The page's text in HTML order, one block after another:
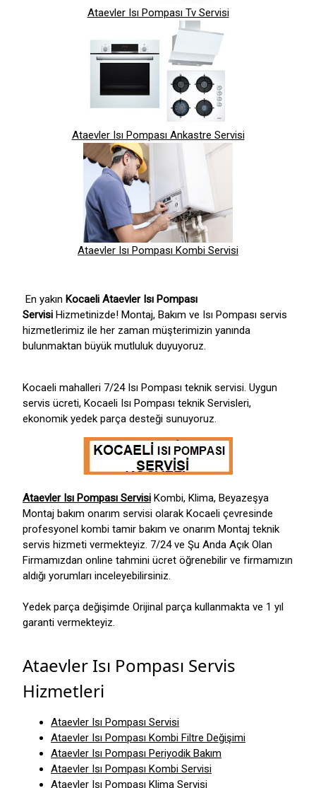
Ataevler Isı Pompası Tv Servisi
Ataevler Isı Pompası Ankastre Servisi
Ataevler Isı Pompası Kombi Servisi
En yakın Kocaeli Ataevler Isı Pompası
Servisi Hizmetinizde! Montaj, Bakım ve Isı Pompası servis
hizmetlerimiz ile her zaman müşterimizin yanında
bulunmaktan büyük mutluluk duyuyoruz.
Kocaeli mahalleri 7/24 Isı Pompası teknik servisi. Uygun
servis ücreti, Kocaeli Isı Pompası teknik Servisleri,
ekonomik yedek parça desteği sunuyoruz.
Ataevler Isı Pompası Servisi Kombi, Klima, Beyazeşya
Montaj bakım onarım servisi olarak Kocaeli çevresinde
profesyonel kombi tamir bakım ve onarım Montaj teknik
servis hizmeti vermekteyiz. 7/24 ve Şu Anda Açık Olan
Firmamızdan online tahmini ücret öğrenebilir ve firmamızın
aldığı yorumları inceleyebilirsiniz.
Yedek parça değişimde Orijinal parça kullanmakta ve 1 yıl
garanti vermekteyiz.
Ataevler Isı Pompası Servis
Hizmetleri
Ataevler Isı Pompası Servisi
Ataevler Isı Pompası Kombi Filtre Değişimi
Ataevler Isı Pompası Periyodik Bakım
Ataevler Isı Pompası Kombi Servisi
Ataevler Isı Pompası Klima Servisi